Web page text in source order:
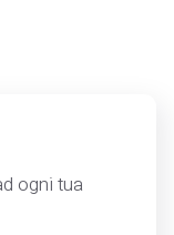
ogni tua